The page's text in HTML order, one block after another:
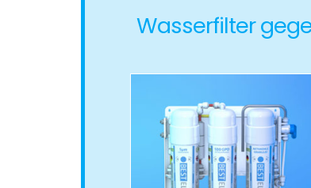
Wasserfilter